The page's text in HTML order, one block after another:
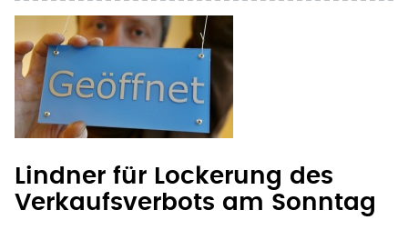
Verkaufsverbots am Sonntag